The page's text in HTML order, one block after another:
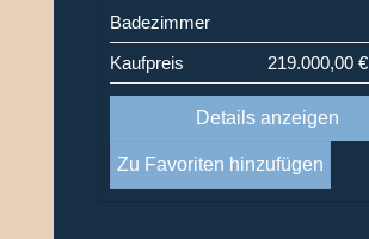
Badezimmer
Kaufpreis 219.000,00 €
Details anzeigen
Zu Favoriten hinzufügen